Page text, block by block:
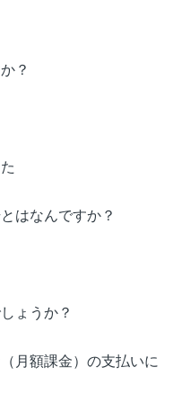
？
はなんですか？
ょうか？
月額課金）の支払いに